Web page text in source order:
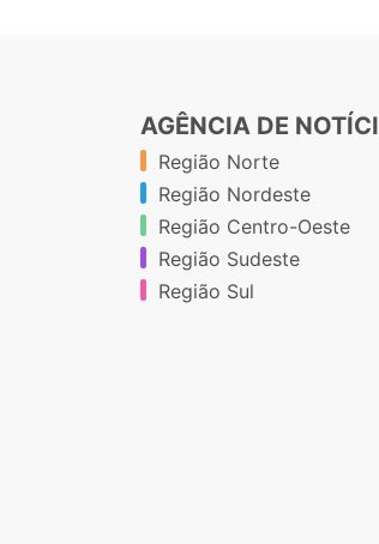
AGÊNCIA DE
Região Norte
Região Nordeste
Região Centro-Oeste
Região Sudeste
Região Sul